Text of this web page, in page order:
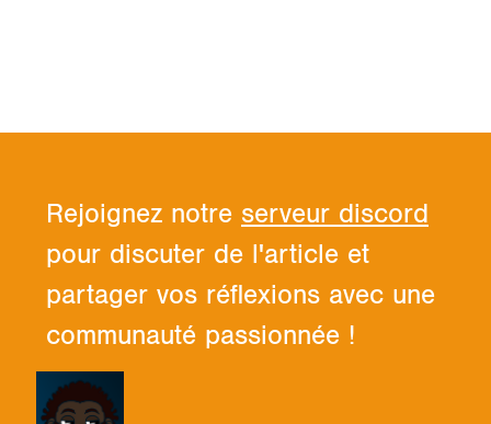
Rejoignez notre serveur discord
pour discuter de l'article et
partager vos réflexions avec une
communauté passionnée !